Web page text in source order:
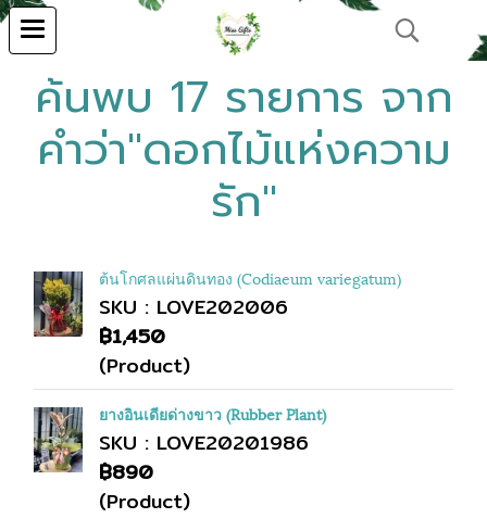
ค้นพบ 17 รายการ จาก
คำว่า"ดอกไม้แห่งความ
รัก"
ต้นโกศลแผ่นดินทอง (Codiaeum variegatum)
SKU : LOVE202006
฿1,450
(Product)
ยางอินเดียด่างขาว (Rubber Plant)
SKU : LOVE20201986
฿890
(Product)